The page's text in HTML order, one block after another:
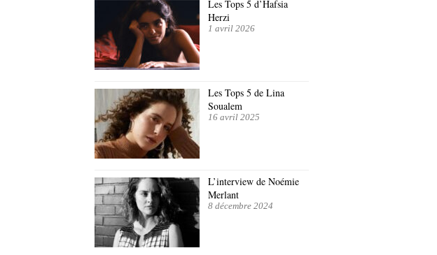
Les Tops 5 d’Hafsia
Herzi
1 avril 2026
Les Tops 5 de Lina
Soualem
16 avril 2025
L’interview de Noémie
Merlant
8 décembre 2024